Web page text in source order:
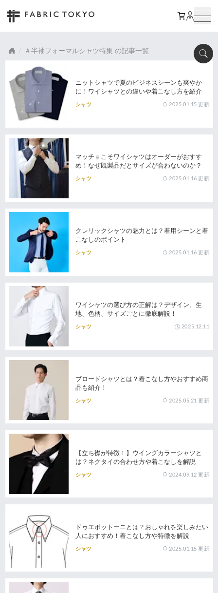
半袖フォーマルシャツ特集 の記事一覧
ニットシャツで夏のビジネスシーンも爽やか
に！ワイシャツとの違いや着こなし方を紹介
シャツ 2025.01.15 更新
マッチョこそワイシャツはオーダーがおすす
め！なぜ既製品だとサイズが合わないのか？
シャツ 2025.01.16 更新
クレリックシャツの魅力とは？着用シーンと着
こなしのポイント
シャツ 2025.01.16 更新
ワイシャツの選び方の正解は？デザイン、生
地、色柄、サイズごとに徹底解説！
シャツ 2025.12.11
ブロードシャツとは？着こなし方やおすすめ商
品も紹介！
シャツ 2025.05.21 更新
【立ち襟が特徴！】ウイングカラーシャツと
は？ネクタイの合わせ方や着こなしを解説
シャツ 2024.09.12 更新
ドゥエボットーニとは？おしゃれを楽しみたい
人におすすめ！着こなし方や特徴を解説
シャツ 2025.01.15 更新